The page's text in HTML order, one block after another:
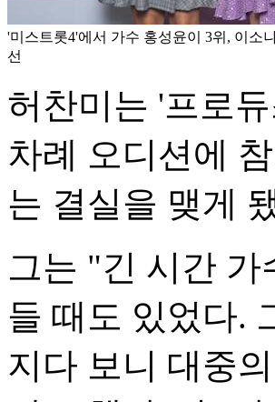
'미스트롯4'에서 가수 홍성윤이 3위, 이소
선
허찬미는 '프로
차례 오디션에
는 결실을 맺게
그는 "긴 시간
들 때도 있었다.
지다 보니 대중